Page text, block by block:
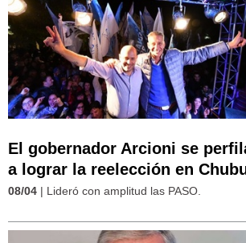
El gobernador Arcioni se
a lograr la reelección en
08/04 | Lideró con amplitud las PASO.